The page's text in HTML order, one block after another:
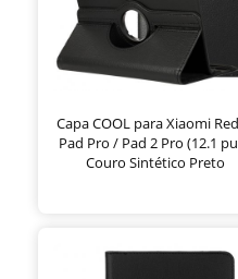
Capa COOL para Xiaomi
Pad Pro / Pad 2 Pro (12.1
Couro Sintético Preto